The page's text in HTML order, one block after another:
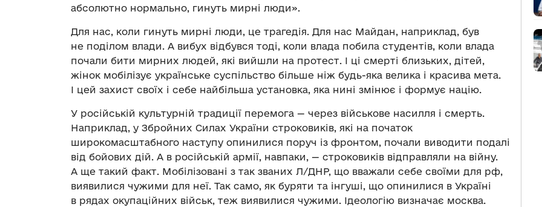
абсолютно нормально, гинуть мирні люди».
Для нас, коли гинуть мирні люди, це трагедія. Для нас Майдан, наприклад, був
не поділом влади. А вибух відбувся тоді, коли влада побила студентів, коли влада
почали бити мирних людей, які вийшли на протест. І ці смерті близьких, дітей,
жінок мобілізує українське суспільство більше ніж будь-яка велика і красива мета.
І цей захист своїх і себе найбільша установка, яка нині змінює і формує націю.
У російській культурній традиції перемога — через військове насилля і смерть.
Наприклад, у Збройних Силах України строковиків, які на початок
широкомасштабного наступу опинилися поруч із фронтом, почали виводити подалі
від бойових дій. А в російській армії, навпаки, — строковиків відправляли на війну.
А ще такий факт. Мобілізовані з так званих Л/ДНР, що вважали себе своїми для рф,
виявилися чужими для неї. Так само, як буряти та інгуші, що опинилися в Україні
в рядах окупаційних військ, теж виявилися чужими. Ідеологію визначає москва.